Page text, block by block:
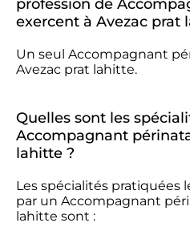
profession de
exercent à Avezac prat
Un seul Accompagnant
Avezac prat lahitte.
Quelles sont les
Accompagnant
lahitte ?
Les spécialités pratiquées
par un Accompagnant
lahitte sont :